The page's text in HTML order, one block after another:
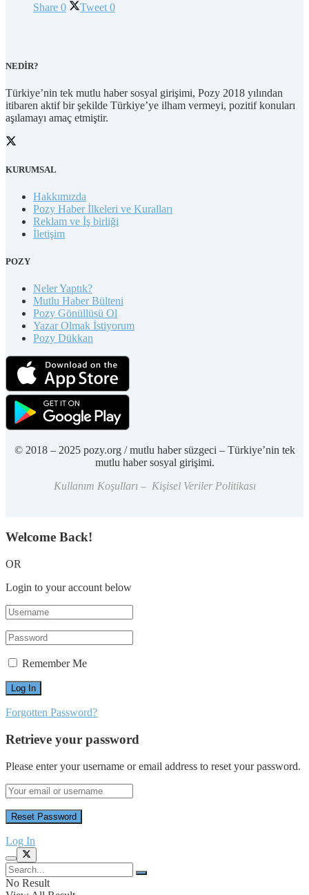
Share 0 Tweet 0
NEDİR?
Türkiye’nin tek mutlu haber sosyal girişimi, Pozy 2018 yılından
itibaren aktif bir şekilde Türkiye’ye ilham vermeyi, pozitif konuları
aşılamayı amaç etmiştir.
KURUMSAL
Hakkımızda
Pozy Haber İlkeleri ve Kuralları
Reklam ve İş birliği
İletişim
POZY
Neler Yaptık?
Mutlu Haber Bülteni
Pozy Gönüllüsü Ol
Yazar Olmak İstiyorum
Pozy Dükkan
© 2018 – 2025 pozy.org / mutlu haber süzgeci – Türkiye’nin tek
mutlu haber sosyal girişimi.
Kullanım Koşulları – Kişisel Veriler Politikası
Welcome Back!
OR
Login to your account below
Remember Me
Forgotten Password?
Retrieve your password
Please enter your username or email address to reset your password.
Log In
No Result